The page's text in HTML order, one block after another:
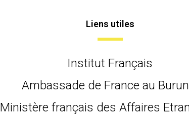
Liens utiles
Institut Français
Ambassade de France au
Ministère français des Affaires